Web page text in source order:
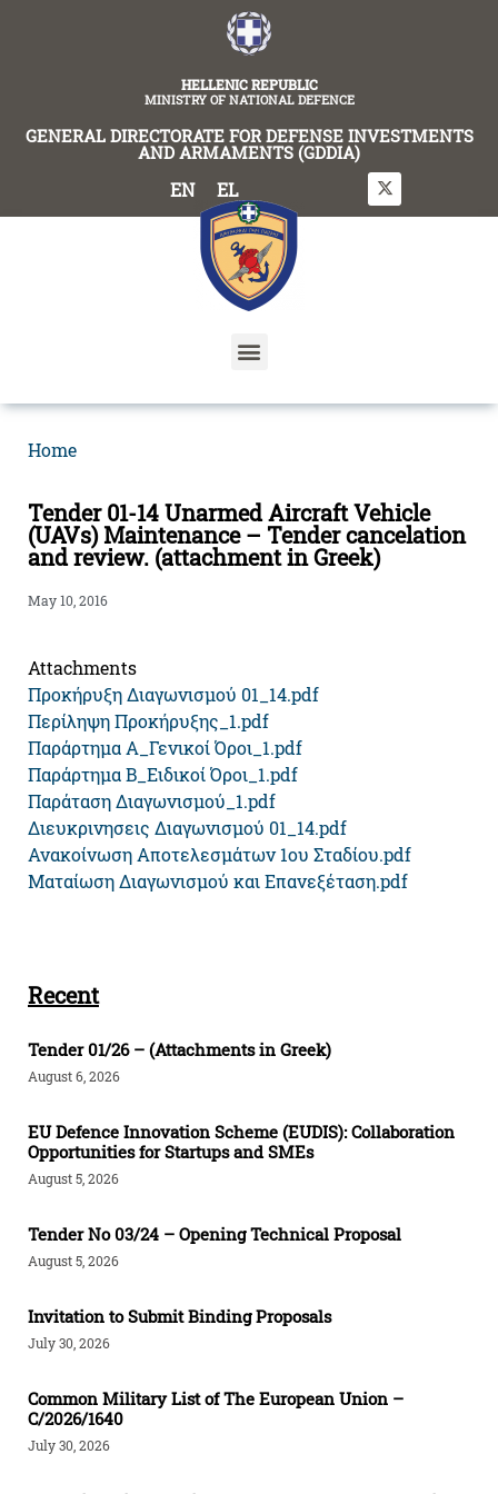
HELLENIC REPUBLIC
MINISTRY OF NATIONAL DEFENCE
GENERAL DIRECTORATE FOR DEFENSE INVESTMENTS
AND ARMAMENTS (GDDIA)
EN EL
Home
Tender 01-14 Unarmed Aircraft Vehicle
(UAVs) Maintenance – Tender cancelation
and review. (attachment in Greek)
May 10, 2016
Attachments
Προκήρυξη Διαγωνισμού 01_14.pdf
Περίληψη Προκήρυξης_1.pdf
Παράρτημα Α_Γενικοί Όροι_1.pdf
Παράρτημα B_Ειδικοί Όροι_1.pdf
Παράταση Διαγωνισμού_1.pdf
Διευκρινησεις Διαγωνισμού 01_14.pdf
Ανακοίνωση Αποτελεσμάτων 1ου Σταδίου.pdf
Ματαίωση Διαγωνισμού και Επανεξέταση.pdf
Recent
Tender 01/26 – (Attachments in Greek)
August 6, 2026
EU Defence Innovation Scheme (EUDIS): Collaboration
Opportunities for Startups and SMEs
August 5, 2026
Tender Νο 03/24 – Opening Technical Proposal
August 5, 2026
Invitation to Submit Binding Proposals
July 30, 2026
Common Military List of The European Union –
C/2026/1640
July 30, 2026